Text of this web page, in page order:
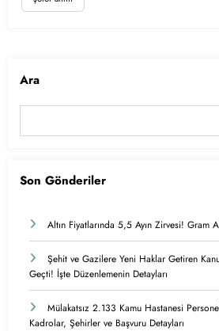
Ara
Son Gönderiler
Altın Fiyatlarında 5,5 Ayın Zirvesi! Gram
Şehit ve Gazilere Yeni Haklar Getiren
Geçti! İşte Düzenlemenin Detayları
Mülakatsız 2.133 Kamu Hastanesi
Kadrolar, Şehirler ve Başvuru Detayları